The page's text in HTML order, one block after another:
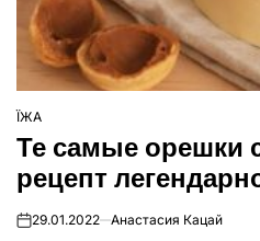
ОПУБЛІКУВАТИ
У
ЇЖА
Те самые орешки
рецепт
on29.01.2022 Анастасия Кацай